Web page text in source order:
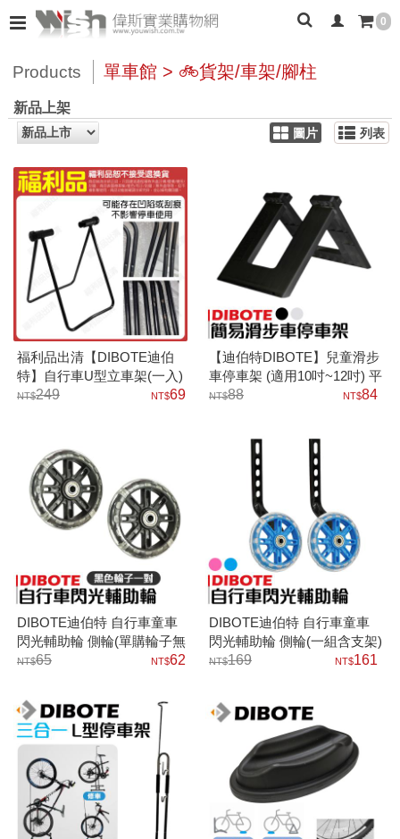
0
Products 單車館 > 🚲貨架/車架/腳柱
新品上架
圖片 列表
福利品出清【DIBOTE迪伯
特】自行車U型立車架(一入)
249
69
【迪伯特DIBOTE】兒童滑步
車停車架 (適用10吋~12吋) 平
衡車停車架 兒童腳踏車停車
88 84
DIBOTE迪伯特 自行車童車
閃光輔助輪 側輪(單購輪子無
支架)
65 62
DIBOTE迪伯特 自行車童車
閃光輔助輪 側輪(一組含支架)
169
161